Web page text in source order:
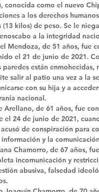
conocida como el nuevo
a los derechos
(13 kilos) de peso. Se le
a la integridad
Mendoza, de 51 años, fue
el 21 de junio de 2021.
paredes están
salir al patio una vez a la
con su hija y a
nacional.
Arellano, de 61 años, fue
el 24 de junio de 2021,
acusó de conspiración para
y la
Chamorro, de 67 años,
incomunicación y
abusiva, falsedad